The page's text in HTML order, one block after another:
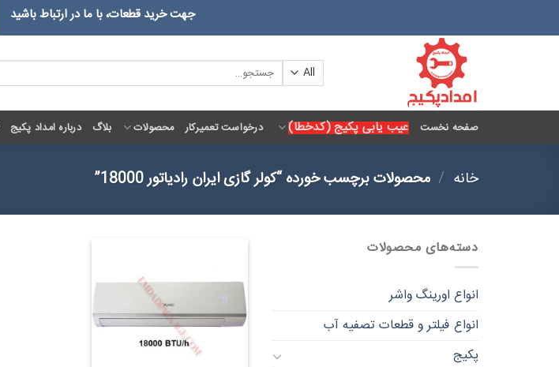
جهت خرید قطعات، با ما در ارتباط باشید
جستجو
برای:
صفحه نخست عیب یابی پکیج (کدخطا) درخواست تعمیرکار محصولات بلاگ درباره امداد پکیج
خانه / محصولات برچسب خورده “کولر گازی ایران رادیاتور 18000”
دسته‌های محصولات
انواع اورینگ واشر
انواع فیلتر و قطعات تصفیه آب
پکیج